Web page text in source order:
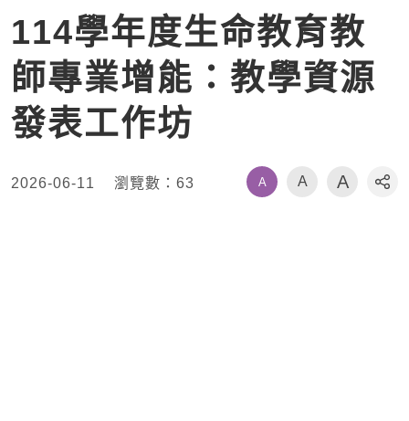
114學年度生命教育教
師專業增能：教學資源
發表工作坊
2026-06-11 瀏覽數： 63 A A A
社